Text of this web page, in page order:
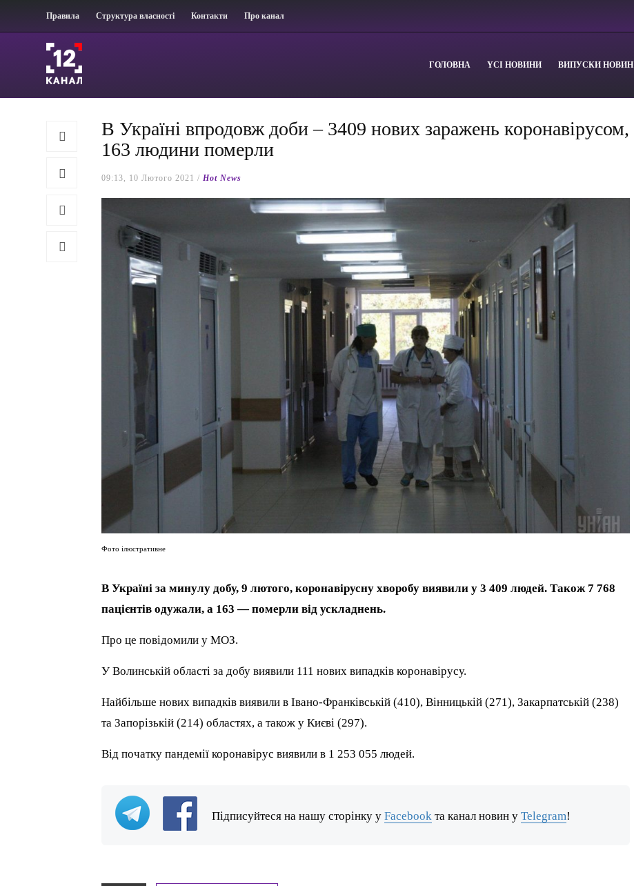
Правила Структура власності Контакти Про канал
ГОЛОВНА YСІ НОВИНИ ВИПУСКИ НОВИН
В Україні впродовж доби – 3409 нових заражень коронавірусом,
163 людини померли
09:13, 10 Лютого 2021 /Hot News
Фото ілюстративне
В Україні за минулу добу, 9 лютого, коронавірусну хворобу виявили у 3 409 людей. Також 7 768
пацієнтів одужали, а 163 — померли від ускладнень.
Про це повідомили у МОЗ.
У Волинській області за добу виявили 111 нових випадків коронавірусу.
Найбільше нових випадків виявили в Івано-Франківській (410), Вінницькій (271), Закарпатській (238)
та Запорізькій (214) областях, а також у Києві (297).
Від початку пандемії коронавірус виявили в 1 253 055 людей.
Підписуйтеся на нашу сторінку уFacebook та канал новин уTelegram!